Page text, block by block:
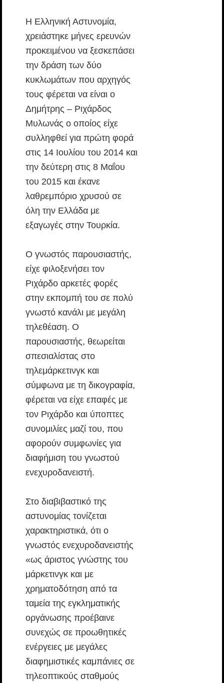
Η Ελληνική Αστυνομία,
χρειάστηκε μήνες ερευνών
προκειμένου να ξεσκεπάσει
την δράση των δύο
κυκλωμάτων που αρχηγός
τους φέρεται να είναι ο
Δημήτρης – Ριχάρδος
Μυλωνάς ο οποίος είχε
συλληφθεί για πρώτη φορά
στις 14 Ιουλίου του 2014 και
την δεύτερη στις 8 Μαΐου
του 2015 και έκανε
λαθρεμπόριο χρυσού σε
όλη την Ελλάδα με
εξαγωγές στην Τουρκία.
Ο γνωστός παρουσιαστής,
είχε φιλοξενήσει τον
Ριχάρδο αρκετές φορές
στην εκπομπή του σε πολύ
γνωστό κανάλι με μεγάλη
τηλεθέαση. Ο
παρουσιαστής, θεωρείται
σπεσιαλίστας στο
τηλεμάρκετινγκ και
σύμφωνα με τη δικογραφία,
φέρεται να είχε επαφές με
τον Ριχάρδο και ύποπτες
συνομιλίες μαζί του, που
αφορούν συμφωνίες για
διαφήμιση του γνωστού
ενεχυροδανειστή.
Στο διαβιβαστικό της
αστυνομίας τονίζεται
χαρακτηριστικά, ότι ο
γνωστός ενεχυροδανειστής
«ως άριστος γνώστης του
μάρκετινγκ και με
χρηματοδότηση από τα
ταμεία της εγκληματικής
οργάνωσης προέβαινε
συνεχώς σε προωθητικές
ενέργειες με μεγάλες
διαφημιστικές καμπάνιες σε
τηλεοπτικούς σταθμούς